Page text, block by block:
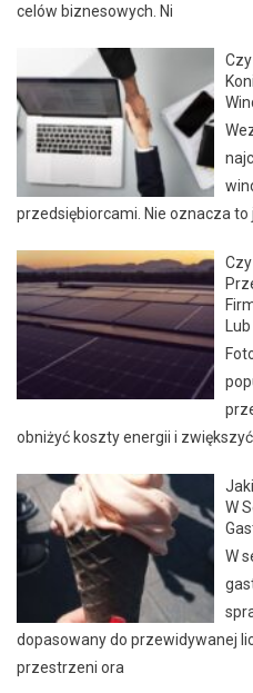
celów biznesowych. Ni
przedsiębiorcami. Nie oznacza to
obniżyć koszty energii i
W
W
dopasowany do przewidywanej
przestrzeni ora